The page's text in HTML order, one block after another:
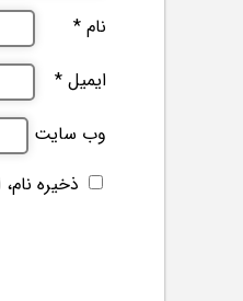
نام *
ایمیل *
وب‌ سایت
ذخیره